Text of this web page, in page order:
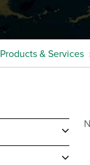
Products & Services